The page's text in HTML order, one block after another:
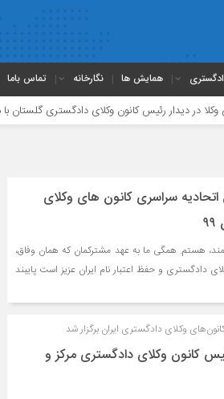
همایش ها نگارخانه تماس باما
رئیس کانون وکلای دادگستری گلستان با مدیرکل
سراسری کانون های وکلای
هستم. همگی ما به عهد مشترکمان که همان وفاق،
دادگستری و حفظ اعتبار نام ایران عزیز است پایبند
وکلای دادگستری ایران برگزار شد
کانون وکلای دادگستری مرکز و